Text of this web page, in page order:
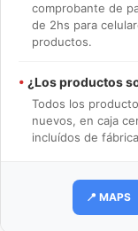
comprobante de
de 2hs para
productos.
• ¿Los productos
Todos los
nuevos, en caja
incluídos de
📍 MAPS